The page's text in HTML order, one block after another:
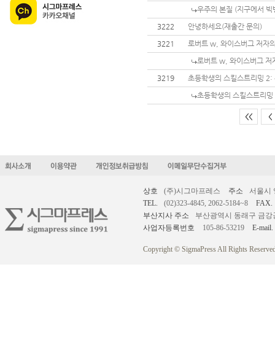
우주의 본질 (지구에서
3222
안녕하세요(재출간 문의)
3221
로버트 w, 와이스버그 저자
로버트 w, 와이스버그
3219
초등학생의 스킬스트리밍 2:
초등학생의 스킬스트리
<< <
상호 (주)시그마프레스 주소
서울시
TEL.
(02)323-4845, 2062-5184~8
FAX.
부산지사 주소
부산광역시 동래구 금강
사업자등록번호
105-86-53219 E-mail.
Copyright © SigmaPress All Rights